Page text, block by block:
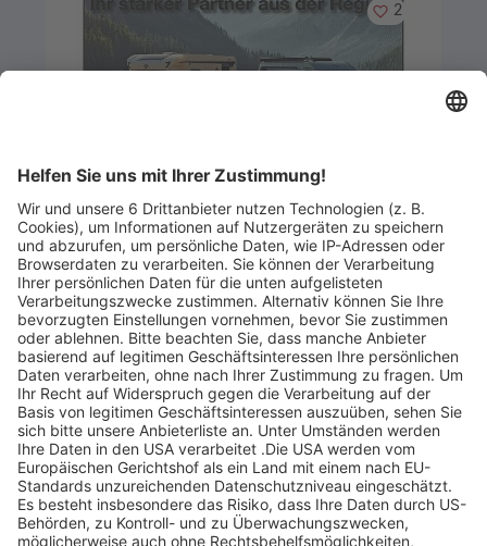
Merken
2
Artikel-ID: 2362 0
Gutschein 500 €:
Wohnmobilvermietung
Autohaus R. Winzer GmbH
Abgelaufen
statt 500 € 250 €
Jetzt ansehen